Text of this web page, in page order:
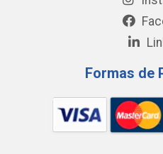
Formas de